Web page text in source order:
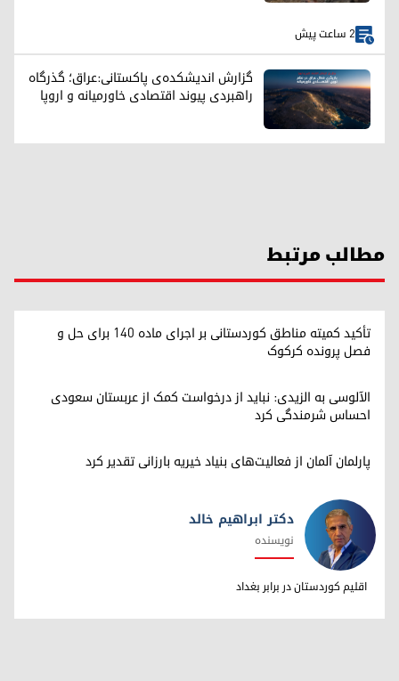
2 ساعت پیش
گزارش اندیشکده‌ی پاکستانی:عراق؛ گذرگاه
راهبردی پیوند اقتصادی خاورمیانه و اروپا
مطالب مرتبط
تأکید کمیته مناطق کوردستانی بر اجرای ماده ۱۴۰ برای حل و
فصل پرونده کرکوک
الآلوسی به الزیدی: نباید از درخواست کمک از عربستان سعودی
احساس شرمندگی کرد
پارلمان آلمان از فعالیت‌های بنیاد خیریه بارزانی تقدیر کرد
دکتر ابراهیم خالد
دکتر ابراهیم خالد
نویسنده
اقلیم کوردستان در برابر بغداد